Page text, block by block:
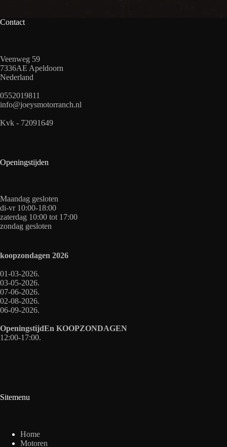
Contact
Veenweg 59
7336AE Apeldoorn
Nederland
0552019811
info@joeysmotorranch.nl
Kvk - 72091649
Openingstijden
Maandag gesloten
di-vr 10:00-18:00
zaterdag 10:00 tot 17:00
zondag gesloten
koopzondagen 2026
01-03-2026.
03-05-2026.
07-06-2026.
02-08-2026.
06-09-2026.
OpeningstijdEn KOOPZONDAGEN
12:00-17:00.
Sitemenu
Home
Motoren